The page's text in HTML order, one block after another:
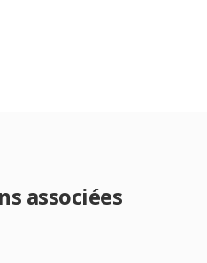
associées